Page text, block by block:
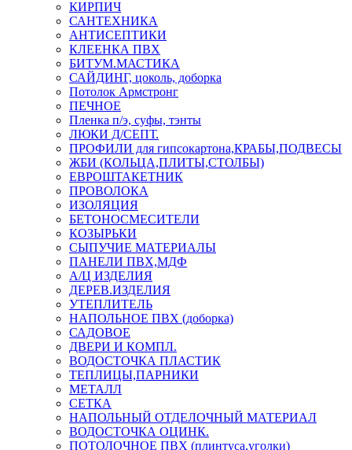
КИРПИЧ
САНТЕХНИКА
АНТИСЕПТИКИ
КЛЕЕНКА ПВХ
БИТУМ.МАСТИКА
САЙДИНГ, цоколь, доборка
Потолок Армстронг
ПЕЧНОЕ
Пленка п/э, суфы, тэнты
ЛЮКИ Д/СЕПТ.
ПРОФИЛИ для гипсокартона,КРАБЫ,ПОДВЕСЫ
ЖБИ (КОЛЬЦА,ПЛИТЫ,СТОЛБЫ)
ЕВРОШТАКЕТНИК
ПРОВОЛОКА
ИЗОЛЯЦИЯ
БЕТОНОСМЕСИТЕЛИ
КОЗЫРЬКИ
СЫПУЧИЕ МАТЕРИАЛЫ
ПАНЕЛИ ПВХ,МДФ
А/Ц ИЗДЕЛИЯ
ДЕРЕВ.ИЗДЕЛИЯ
УТЕПЛИТЕЛЬ
НАПОЛЬНОЕ ПВХ (доборка)
САДОВОЕ
ДВЕРИ И КОМПЛ.
ВОДОСТОЧКА ПЛАСТИК
ТЕПЛИЦЫ,ПАРНИКИ
МЕТАЛЛ
СЕТКА
НАПОЛЬНЫЙ ОТДЕЛОЧНЫЙ МАТЕРИАЛ
ВОДОСТОЧКА ОЦИНК.
ПОТОЛОЧНОЕ ПВХ (плинтуса,уголки)